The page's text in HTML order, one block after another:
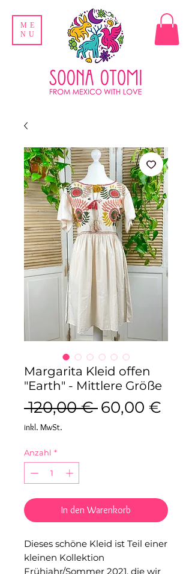
ME
NU
Margarita Kleid offen
"Earth" - Mittlere Größe
120,00 € 60,00 €
inkl. MwSt.
Anzahl *
In den Warenkorb
Dieses schöne Kleid ist Teil einer
kleinen Kollektion
Frühjahr/Sommer 2021, die wir